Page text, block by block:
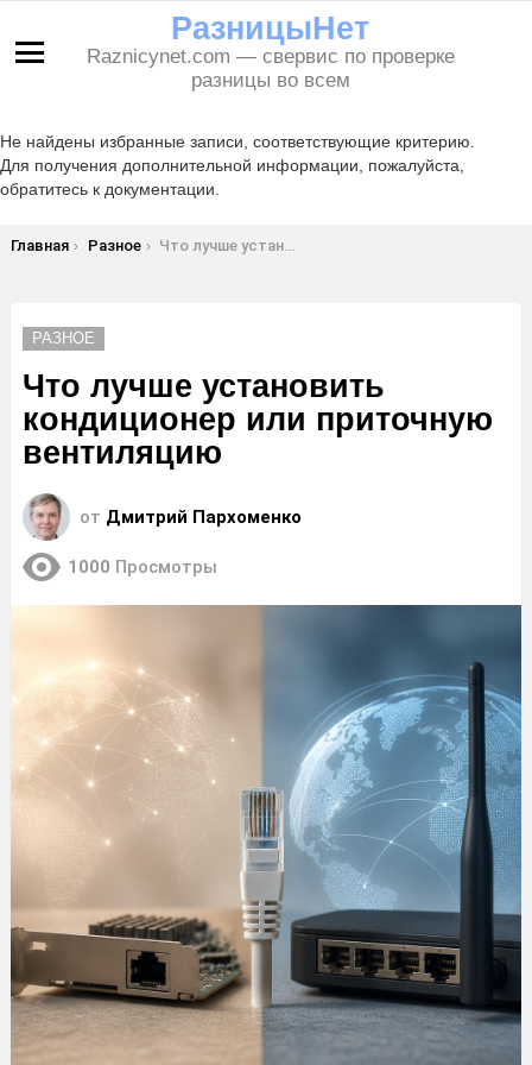
РазницыНет
Raznicynet.com — свервис по проверке
разницы во всем
Не найдены избранные записи, соответствующие критерию.
Для получения дополнительной информации, пожалуйста,
обратитесь к документации.
Вы здесь:
Главная Разное Что лучше установить кондиционер или приточную вентиляцию
РАЗНОЕ
Что лучше установить
кондиционер или приточную
вентиляцию
от Дмитрий Пархоменко
1000 Просмотры